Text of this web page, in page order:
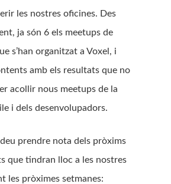
les nostres oficines. Des
ja són 6 els meetups de
s’han organitzat a Voxel, i
amb els resultats que no
acollir nous meetups de la
i dels desenvolupadors.
prendre nota dels pròxims
que tindran lloc a les nostres
les pròximes setmanes: